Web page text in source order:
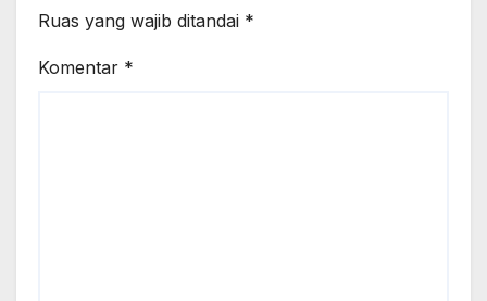
Ruas yang wajib ditandai *
Komentar *